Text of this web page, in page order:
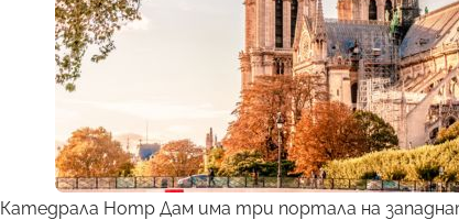
Катедрала Нотр Дам има три портала на